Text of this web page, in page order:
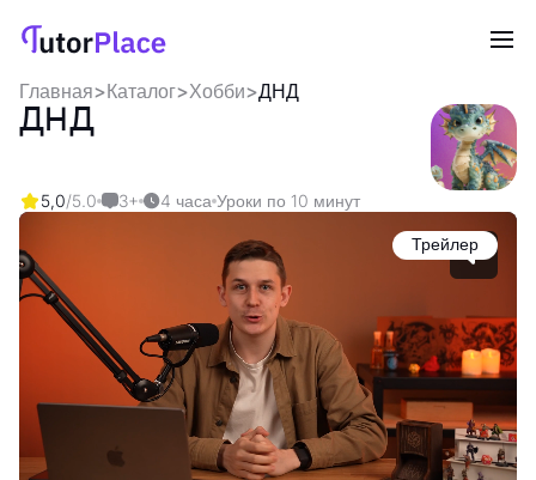
Главная>Каталог>Хобби>ДНД
ДНД
5,0/5.0 3+ 4 часа Уроки по 10 минут
Трейлер